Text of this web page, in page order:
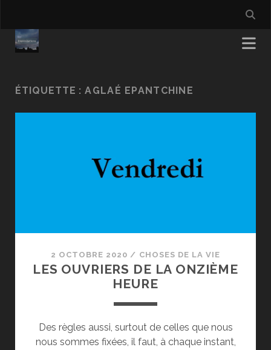
ÉTIQUETTE :AGLAÉ EPANTCHINE
2 OCTOBRE 2020 / CHOSES DE LA VIE
LES OUVRIERS DE LA ONZIÈME
HEURE
Des règles aussi, surtout de celles que nous
nous sommes fixées, il faut, à chaque instant,